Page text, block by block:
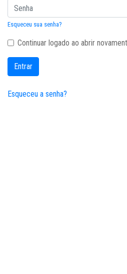
Esqueceu sua senha?
Continuar logado ao abrir
Entrar
Esqueceu a senha?